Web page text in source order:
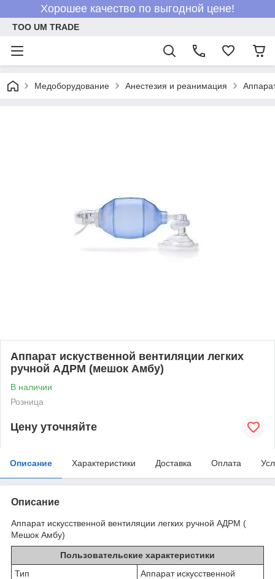
Хорошее качество по выгодной цене!
ТОО UM TRADE
Медоборудование Анестезия и реанимация
Аппарат искуственной вентиляции легких
ручной АДРМ (мешок Амбу)
В наличии
Розница
Цену уточняйте
Описание Характеристики Доставка Оплата
Описание
Аппарат искусственной вентиляции легких ручной АДРМ (
Мешок Амбу)
Пользовательские характеристики
Тип
Аппарат искусственной